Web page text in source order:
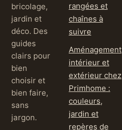
bricolage,
jardin et
déco. Des
guides
clairs pour
bien
choisir et
bien faire,
sans
jargon.
rangées et
chaînes à
suivre
Aménagement
intérieur et
extérieur chez
Primhome :
couleurs,
jardin et
repères de